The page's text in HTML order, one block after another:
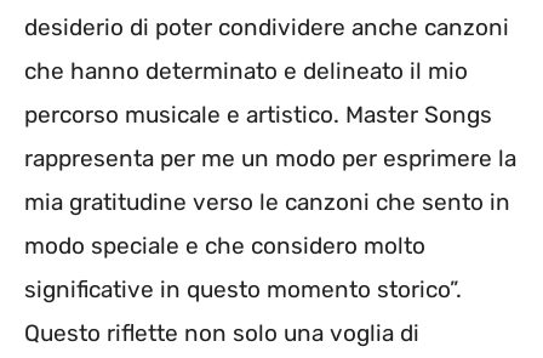
desiderio di poter condividere anche canzoni
che hanno determinato e delineato il mio
percorso musicale e artistico. Master Songs
rappresenta per me un modo per esprimere la
mia gratitudine verso le canzoni che sento in
modo speciale e che considero molto
significative in questo momento storico”.
Questo riflette non solo una voglia di